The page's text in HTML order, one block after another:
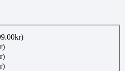
kr)
)
)
)